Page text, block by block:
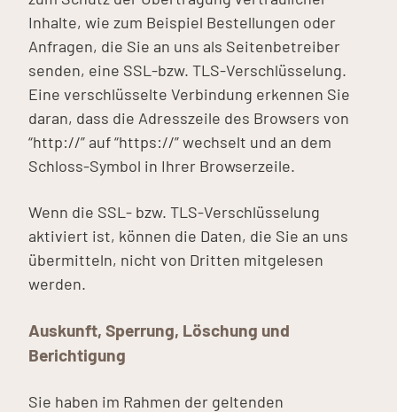
Inhalte, wie zum Beispiel Bestellungen oder
Anfragen, die Sie an uns als Seitenbetreiber
senden, eine SSL-bzw. TLS-Verschlüsselung.
Eine verschlüsselte Verbindung erkennen Sie
daran, dass die Adresszeile des Browsers von
“http://” auf “https://” wechselt und an dem
Schloss-Symbol in Ihrer Browserzeile.
Wenn die SSL- bzw. TLS-Verschlüsselung
aktiviert ist, können die Daten, die Sie an uns
übermitteln, nicht von Dritten mitgelesen
werden.
Auskunft, Sperrung, Löschung und
Berichtigung
Sie haben im Rahmen der geltenden